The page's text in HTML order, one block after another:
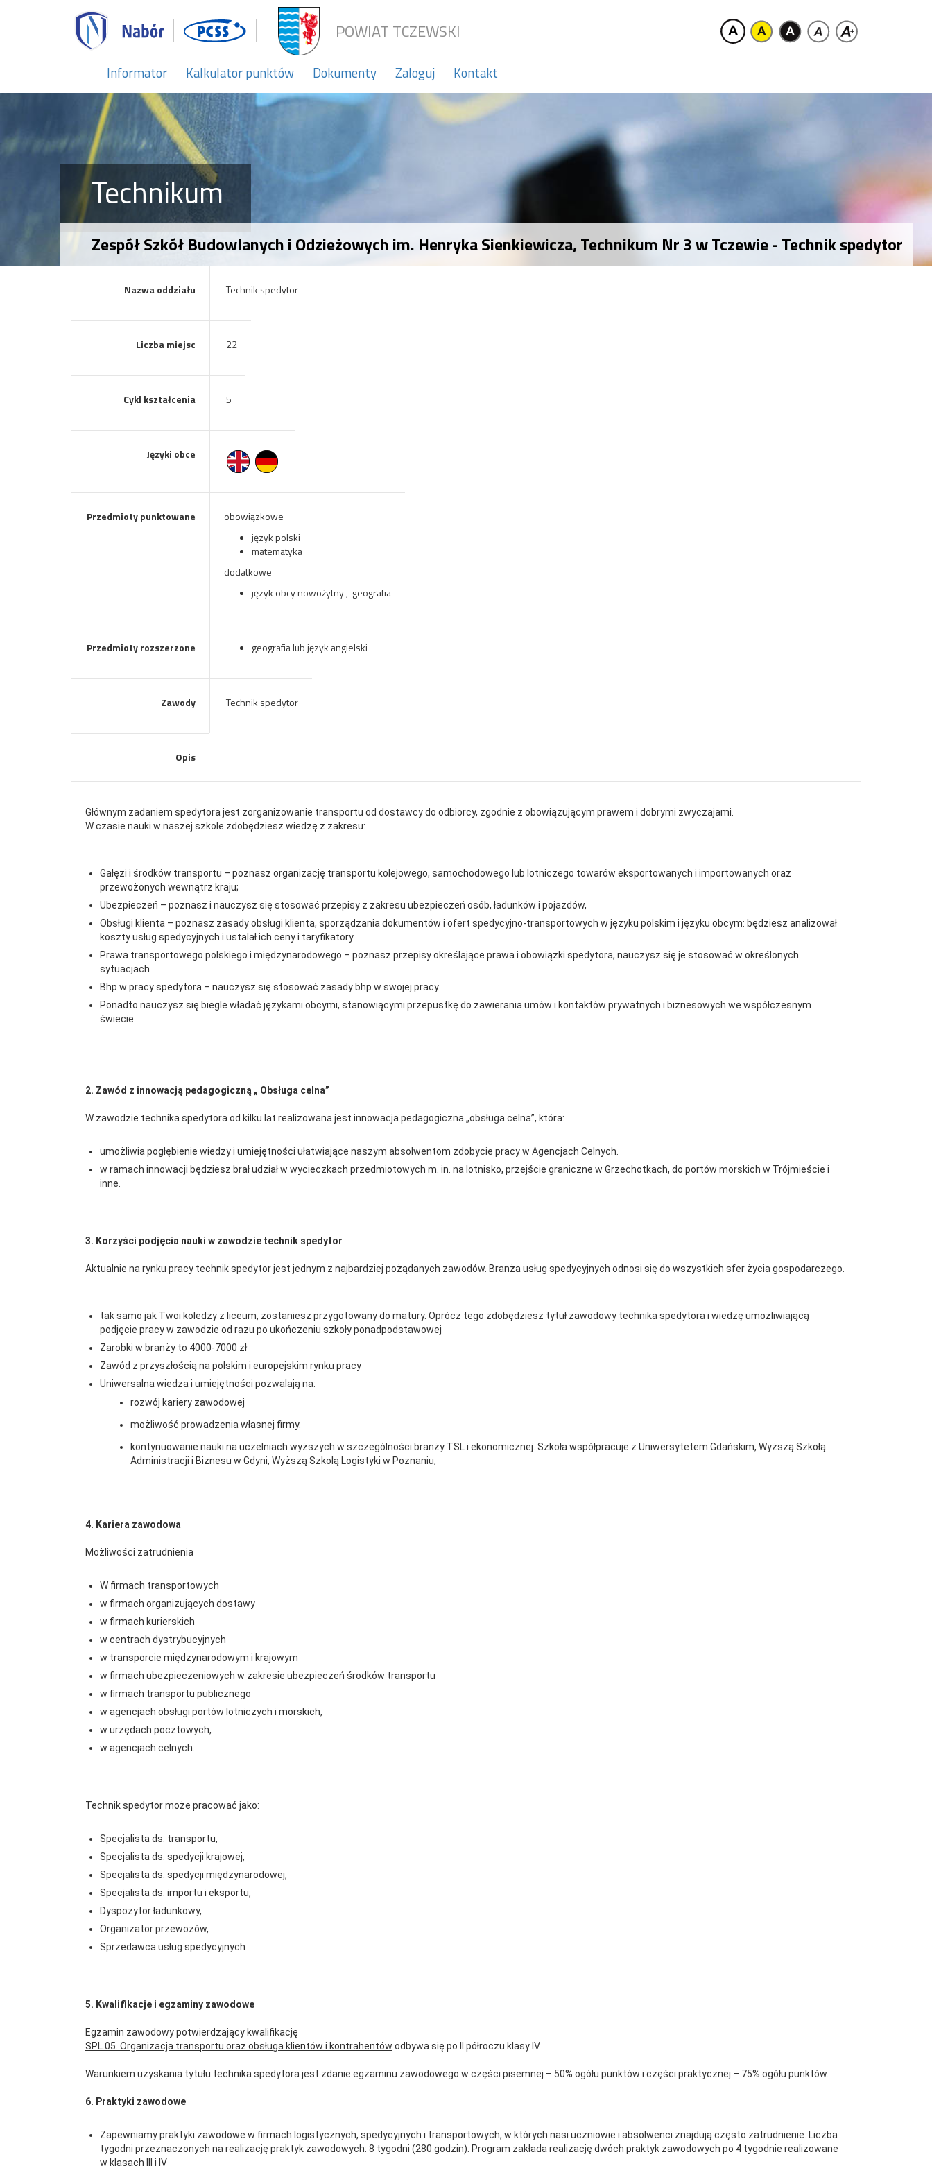
POWIAT TCZEWSKI
Informator Kalkulator punktów Dokumenty Zaloguj Kontakt
Technikum
Zespół Szkół Budowlanych i Odzieżowych im. Henryka Sienkiewicza, Technikum Nr 3 w Tczewie - Technik spedytor
Nazwa oddziału Technik spedytor
Liczba miejsc 22
Cykl kształcenia 5
Języki obce
Przedmioty punktowane
obowiązkowe
język polski
matematyka
dodatkowe
język obcy nowożytny , geografia
Przedmioty rozszerzone geografia lub język angielski
Zawody Technik spedytor
Opis
Głównym zadaniem spedytora jest zorganizowanie transportu od dostawcy do odbiorcy, zgodnie z obowiązującym prawem i dobrymi zwyczajami.
W czasie nauki w naszej szkole zdobędziesz wiedzę z zakresu:
Gałęzi i środków transportu – poznasz organizację transportu kolejowego, samochodowego lub lotniczego towarów eksportowanych i importowanych oraz
przewożonych wewnątrz kraju;
Ubezpieczeń – poznasz i nauczysz się stosować przepisy z zakresu ubezpieczeń osób, ładunków i pojazdów,
Obsługi klienta – poznasz zasady obsługi klienta, sporządzania dokumentów i ofert spedycyjno-transportowych w języku polskim i języku obcym: będziesz analizował
koszty usług spedycyjnych i ustalał ich ceny i taryfikatory
Prawa transportowego polskiego i międzynarodowego – poznasz przepisy określające prawa i obowiązki spedytora, nauczysz się je stosować w określonych
sytuacjach
Bhp w pracy spedytora – nauczysz się stosować zasady bhp w swojej pracy
Ponadto nauczysz się biegle władać językami obcymi, stanowiącymi przepustkę do zawierania umów i kontaktów prywatnych i biznesowych we współczesnym
świecie.
2. Zawód z innowacją pedagogiczną „ Obsługa celna”
W zawodzie technika spedytora od kilku lat realizowana jest innowacja pedagogiczna „obsługa celna”, która:
umożliwia pogłębienie wiedzy i umiejętności ułatwiające naszym absolwentom zdobycie pracy w Agencjach Celnych.
w ramach innowacji będziesz brał udział w wycieczkach przedmiotowych m. in. na lotnisko, przejście graniczne w Grzechotkach, do portów morskich w Trójmieście i
inne.
3. Korzyści podjęcia nauki w zawodzie technik spedytor
Aktualnie na rynku pracy technik spedytor jest jednym z najbardziej pożądanych zawodów. Branża usług spedycyjnych odnosi się do wszystkich sfer życia gospodarczego.
tak samo jak Twoi koledzy z liceum, zostaniesz przygotowany do matury. Oprócz tego zdobędziesz tytuł zawodowy technika spedytora i wiedzę umożliwiającą
podjęcie pracy w zawodzie od razu po ukończeniu szkoły ponadpodstawowej
Zarobki w branży to 4000-7000 zł
Zawód z przyszłością na polskim i europejskim rynku pracy
Uniwersalna wiedza i umiejętności pozwalają na:
rozwój kariery zawodowej
możliwość prowadzenia własnej firmy.
kontynuowanie nauki na uczelniach wyższych w szczególności branży TSL i ekonomicznej. Szkoła współpracuje z Uniwersytetem Gdańskim, Wyższą Szkołą
Administracji i Biznesu w Gdyni, Wyższą Szkolą Logistyki w Poznaniu,
4. Kariera zawodowa
Możliwości zatrudnienia
W firmach transportowych
w firmach organizujących dostawy
w firmach kurierskich
w centrach dystrybucyjnych
w transporcie międzynarodowym i krajowym
w firmach ubezpieczeniowych w zakresie ubezpieczeń środków transportu
w firmach transportu publicznego
w agencjach obsługi portów lotniczych i morskich,
w urzędach pocztowych,
w agencjach celnych.
Technik spedytor może pracować jako:
Specjalista ds. transportu,
Specjalista ds. spedycji krajowej,
Specjalista ds. spedycji międzynarodowej,
Specjalista ds. importu i eksportu,
Dyspozytor ładunkowy,
Organizator przewozów,
Sprzedawca usług spedycyjnych
5. Kwalifikacje i egzaminy zawodowe
Egzamin zawodowy potwierdzający kwalifikację
SPL.05. Organizacja transportu oraz obsługa klientów i kontrahentów odbywa się po II półroczu klasy IV.
Warunkiem uzyskania tytułu technika spedytora jest zdanie egzaminu zawodowego w części pisemnej – 50% ogółu punktów i części praktycznej – 75% ogółu punktów.
6. Praktyki zawodowe
Zapewniamy praktyki zawodowe w firmach logistycznych, spedycyjnych i transportowych, w których nasi uczniowie i absolwenci znajdują często zatrudnienie. Liczba
tygodni przeznaczonych na realizację praktyk zawodowych: 8 tygodni (280 godzin). Program zakłada realizację dwóch praktyk zawodowych po 4 tygodnie realizowane
w klasach III i IV